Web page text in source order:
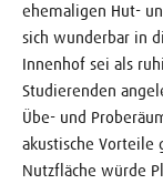
ehemaligen Hut-
sich wunderbar in
Innenhof sei als
Studierenden
Übe- und
akustische Vorteile
Nutzfläche würde